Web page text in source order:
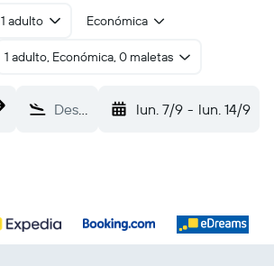
1 adulto Económica
1 adulto, Económica, 0 maletas
Destino lun. 7/9 - lun. 14/9